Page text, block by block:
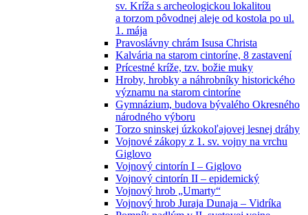
sv. Kríža s archeologickou lokalitou
a torzom pôvodnej aleje od kostola po ul.
1. mája
Pravoslávny chrám Isusa Christa
Kalvária na starom cintoríne, 8 zastavení
Prícestné kríže, tzv. božie muky
Hroby, hrobky a náhrobníky historického
významu na starom cintoríne
Gymnázium, budova bývalého Okresného
národného výboru
Torzo sninskej úzkokoľajovej lesnej dráhy
Vojnové zákopy z 1. sv. vojny na vrchu
Giglovo
Vojnový cintorín I – Giglovo
Vojnový cintorín II – epidemický
Vojnový hrob „Umarty“
Vojnový hrob Juraja Dunaja – Vidríka